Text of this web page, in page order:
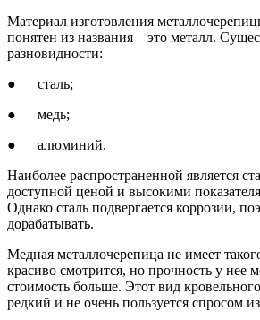
Материал изготовления
понятен из названия – это металл.
разновидности:
● сталь;
● медь;
● алюминий.
Наиболее распространенной является
доступной ценой и высокими
Однако сталь подвергается коррозии,
дорабатывать.
Медная металлочерепица не имеет
красиво смотрится, но прочность у нее
стоимость больше. Этот вид
редкий и не очень пользуется спросом